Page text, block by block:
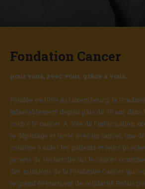
Fondation Cancer
pour vous, avec vous, grâce à vous.
Fondée en 1994 au Luxembourg, la
inlassablement depuis plus de 30 ans
contre le cancer. A côté de l’information
le dépistage et la vie avec un cancer, une
consiste à aider les patients et leurs
projets de recherche sur le cancer
des missions de la Fondation Cancer qui
le grand évènement de solidarité Relais